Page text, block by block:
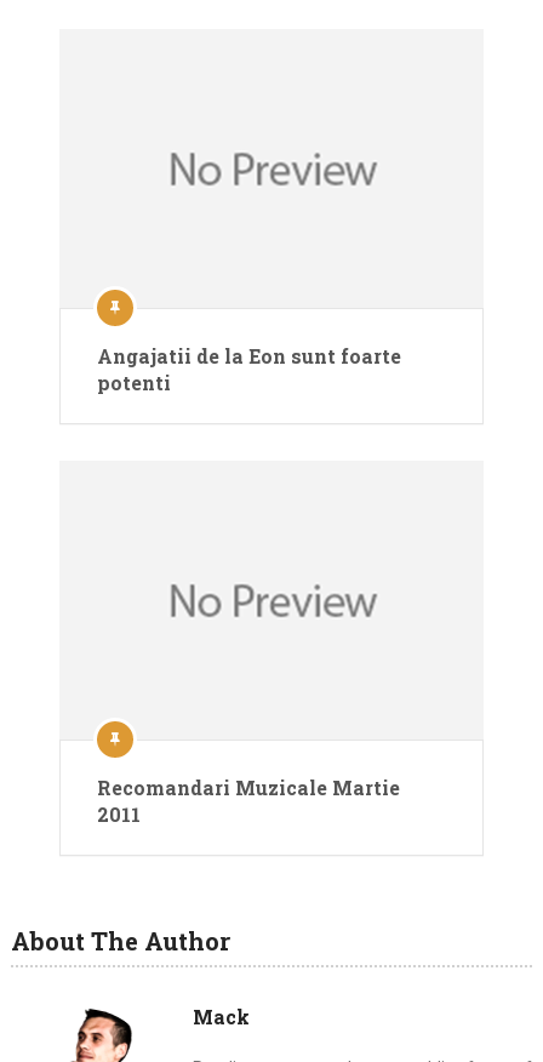
Angajatii de la Eon sunt foarte
potenti
Recomandari Muzicale Martie
2011
About The Author
Mack